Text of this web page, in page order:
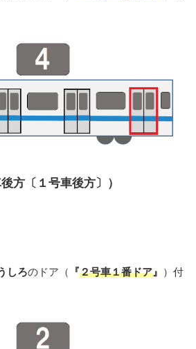
方〔１号車後方〕）
しろのドア（ 『２号車１番ドア 』 ）付